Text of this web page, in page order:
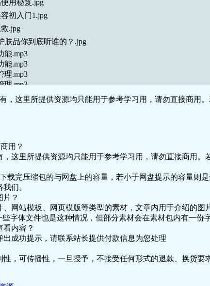
用秘笈.jpg
初入门1.jpg
.jpg
品你到底听谁的？.jpg
能.mp3
能.mp3
理.mp3
理.mp3
理.mp3
理.mp3
套足够.mp3
花在哪1.mp3
花在哪1.mp3
.mp3
.mp3
门1.mp3
1.mp3
到底听谁的？.mp3
到底听谁的？.mp3
，这里所提供资源均只能用于参考学习用，请勿直接商用
用？
这里所提供资源均只能用于参考学习用，请勿直接商用
载完压缩包的与网盘上的容量，若小于网盘提示的容量则
们。
片？
网站模板、网页模版等类型的素材，文章内用于介绍的
字体文件也是这种情况，但部分素材会在素材包内有一份
内容？
成功提示，请联系站长提供付款信息为您处理
，可传播性，一旦授予，不接受任何形式的退款、换货